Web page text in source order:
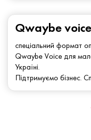
Qwaybe voice
спеціальний формат
Qwaybe Voice для
Україні.
Підтримуємо бізнес.